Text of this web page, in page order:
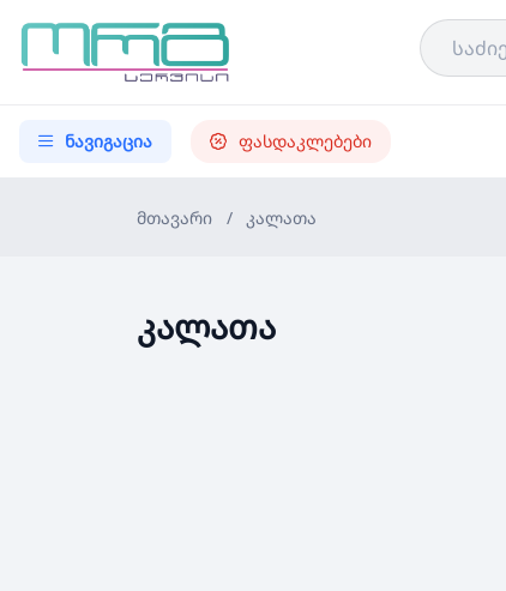
ნავიგაცია ფასდაკლებები
მთავარი / კალათა
კალათა